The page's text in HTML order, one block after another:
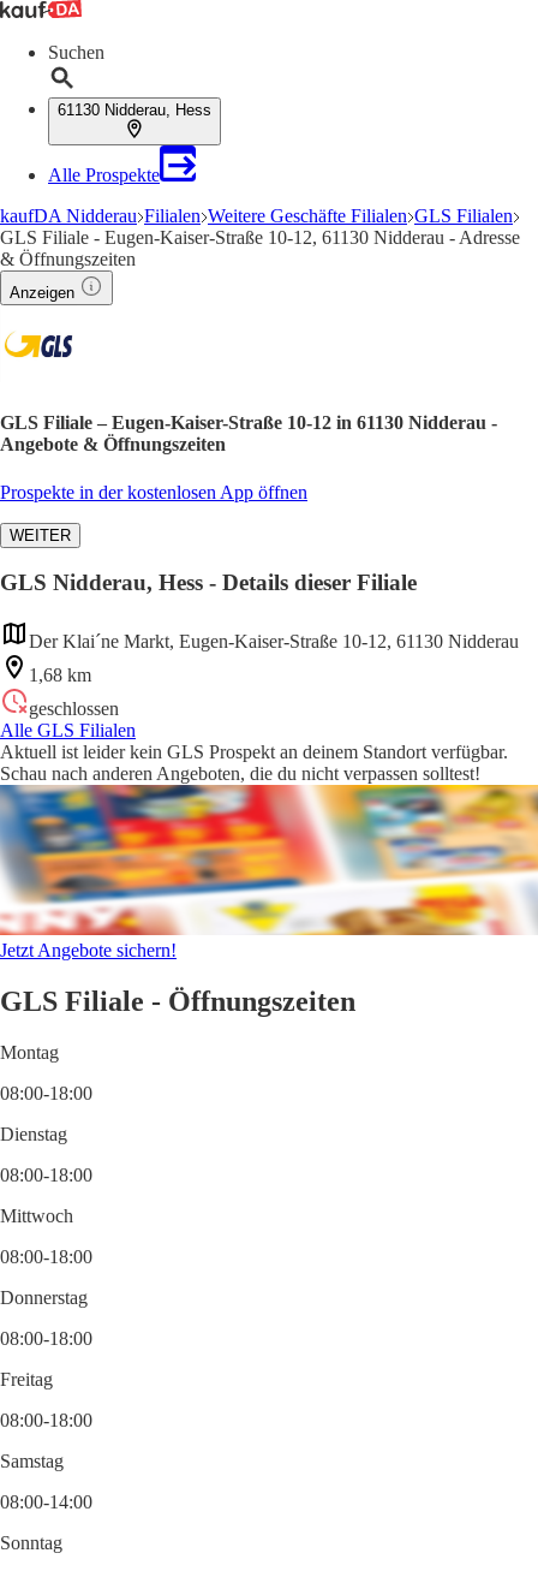
Suchen
61130 Nidderau, Hess
Alle Prospekte
kaufDA Nidderau Filialen Weitere Geschäfte Filialen GLS Filialen
GLS Filiale - Eugen-Kaiser-Straße 10-12, 61130 Nidderau - Adresse
& Öffnungszeiten
Anzeigen
GLS Filiale – Eugen-Kaiser-Straße 10-12 in 61130 Nidderau -
Angebote & Öffnungszeiten
Prospekte in der kostenlosen App öffnen
WEITER
GLS Nidderau, Hess - Details dieser Filiale
Der Klai´ne Markt, Eugen-Kaiser-Straße 10-12, 61130 Nidderau
1,68 km
geschlossen
Alle GLS Filialen
Aktuell ist leider kein GLS Prospekt an deinem Standort verfügbar.
Schau nach anderen Angeboten, die du nicht verpassen solltest!
Jetzt Angebote sichern!
GLS Filiale - Öffnungszeiten
Montag
08:00-18:00
Dienstag
08:00-18:00
Mittwoch
08:00-18:00
Donnerstag
08:00-18:00
Freitag
08:00-18:00
Samstag
08:00-14:00
Sonntag